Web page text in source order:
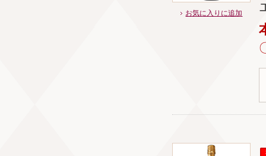
お気に入りに追加